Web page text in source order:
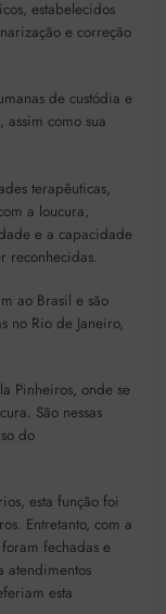
estabelecidos
e correção
de custódia e
assim como sua
terapêuticas,
a loucura,
e a capacidade
reconhecidas.
ao Brasil e são
no Rio de Janeiro,
Pinheiros, onde se
São nessas
do
esta função foi
Entretanto, com a
fechadas e
atendimentos
esta